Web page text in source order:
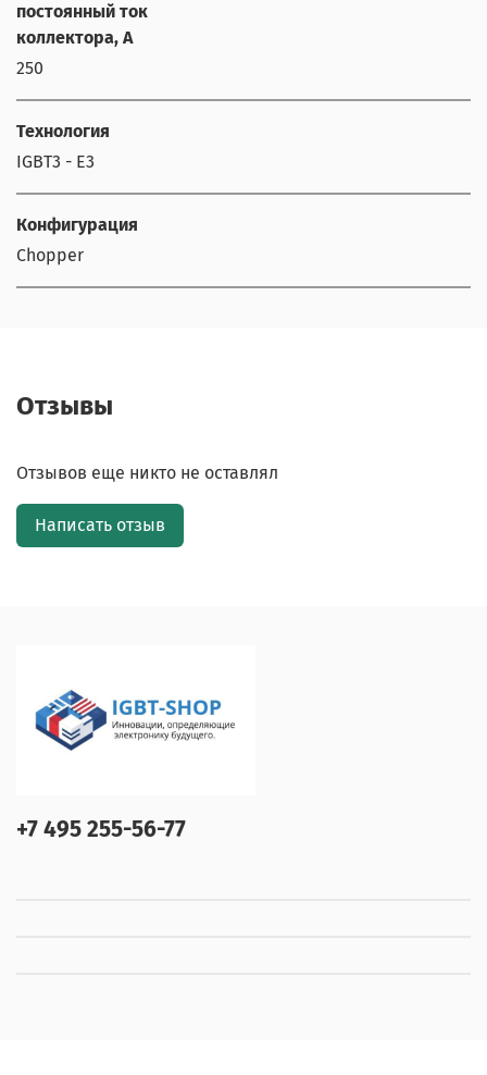
постоянный ток
коллектора, А
250
Технология
IGBT3 - E3
Конфигурация
Chopper
Отзывы
Отзывов еще никто не оставлял
Написать отзыв
+7 495 255-56-77